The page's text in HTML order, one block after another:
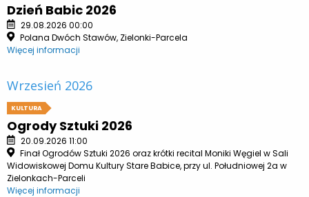
Dzień Babic 2026
29.08.2026 00:00
Polana Dwóch Stawów, Zielonki-Parcela
Więcej informacji
Wrzesień 2026
KULTURA
Ogrody Sztuki 2026
20.09.2026 11:00
Finał Ogrodów Sztuki 2026 oraz krótki recital Moniki Węgiel w Sali
Widowiskowej Domu Kultury Stare Babice, przy ul. Południowej 2a w
Zielonkach-Parceli
Więcej informacji